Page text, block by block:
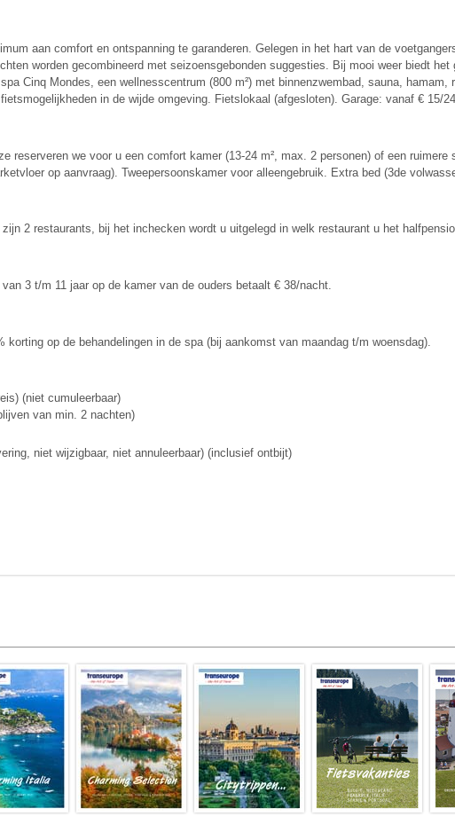
aan comfort en ontspanning te garanderen. Gelegen in het hart van de
worden gecombineerd met seizoensgebonden suggesties. Bij mooi weer biedt
Cinq Mondes, een wellnesscentrum (800 m²) met binnenzwembad, sauna,
in de wijde omgeving. Fietslokaal (afgesloten). Garage: vanaf € 15/
reserveren we voor u een comfort kamer (13-24 m², max. 2 personen) of een
op aanvraag). Tweepersoonskamer voor alleengebruik. Extra bed (3de
2 restaurants, bij het inchecken wordt u uitgelegd in welk restaurant u het
3 t/m 11 jaar op de kamer van de ouders betaalt € 38/nacht.
op de behandelingen in de spa (bij aankomst van maandag t/m woensdag).
(niet cumuleerbaar)
van min. 2 nachten)
niet wijzigbaar, niet annuleerbaar) (inclusief ontbijt)